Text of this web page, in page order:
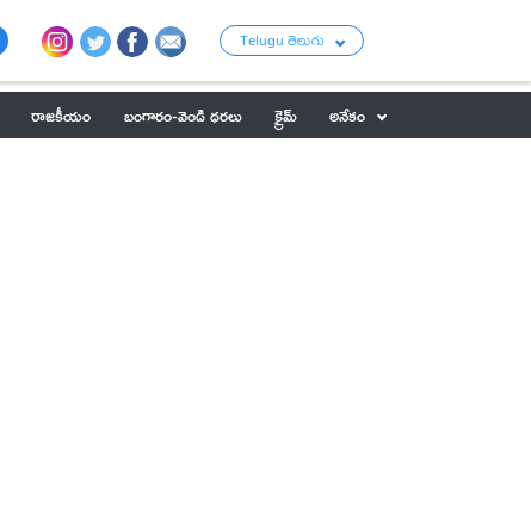
Telugu తెలుగు
రాజకీయం బంగారం-వెండి ధరలు క్రైమ్
అనేకం